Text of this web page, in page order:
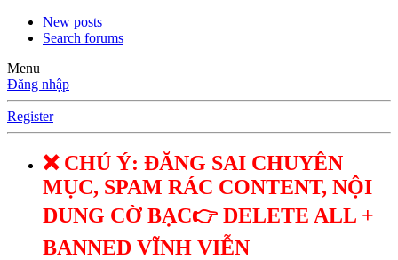
New posts
Search forums
Menu
Đăng nhập
Register
❌ CHÚ Ý: ĐĂNG SAI CHUYÊN
MỤC, SPAM RÁC CONTENT, NỘI
DUNG CỜ BẠC👉 DELETE ALL +
BANNED VĨNH VIỄN